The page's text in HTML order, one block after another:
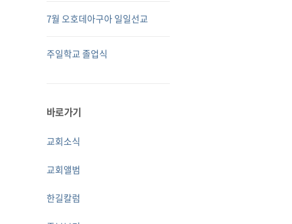
7월 오호데아구아 일일선교
주일학교 졸업식
바로가기
교회소식
교회앨범
한길칼럼